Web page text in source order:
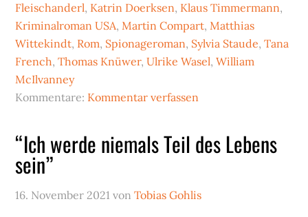
Fleischanderl, Katrin Doerksen, Klaus Timmermann,
Kriminalroman USA,Martin Compart,Matthias
Wittekindt, Rom, Spionageroman, Sylvia Staude,Tana
French,Thomas Knüwer,Ulrike Wasel,William
McIlvanney
Kommentare: Kommentar verfassen
“Ich werde niemals Teil des Lebens
sein”
16. November 2021 vonTobias Gohlis